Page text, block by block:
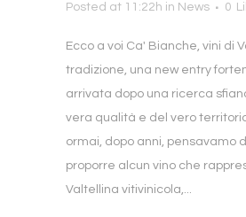
Posted at 11:22h in News 0
Ecco a voi Ca' Bianche, vini di
tradizione, una new entry
arrivata dopo una ricerca
vera qualità e del vero
ormai, dopo anni, pensavamo
proporre alcun vino che
Valtellina vitivinicola,...